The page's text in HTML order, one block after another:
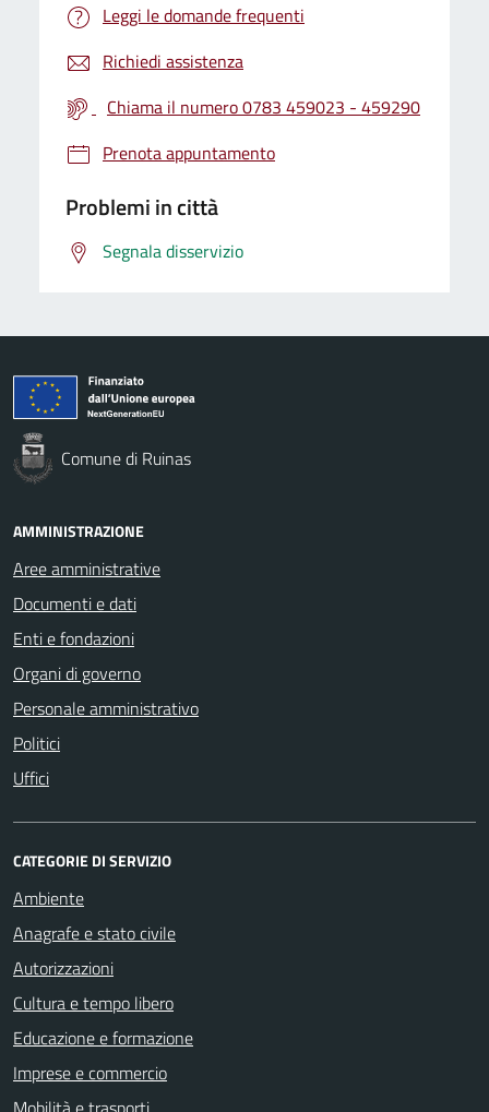
Leggi le domande frequenti
Richiedi assistenza
Chiama il numero 0783 459023 - 459290
Prenota appuntamento
Problemi in città
Segnala disservizio
Comune di Ruinas
AMMINISTRAZIONE
Aree amministrative
Documenti e dati
Enti e fondazioni
Organi di governo
Personale amministrativo
Politici
Uffici
CATEGORIE DI SERVIZIO
Ambiente
Anagrafe e stato civile
Autorizzazioni
Cultura e tempo libero
Educazione e formazione
Imprese e commercio